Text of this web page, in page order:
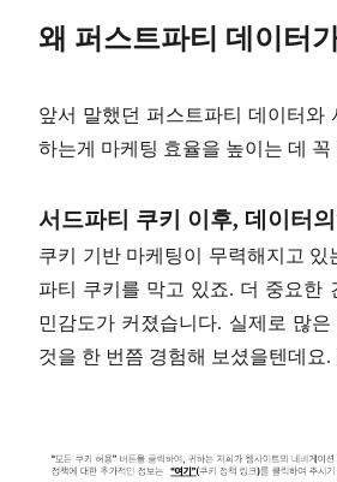
왜 퍼스트파티 데이터
앞서 말했던 퍼스트파티 데이터와
하는게 마케팅 효율을 높이는 데
서드파티 쿠키 이후, 데이터
쿠키 기반 마케팅이 무력해지고
파티 쿠키를 막고 있죠. 더 중요한
민감도가 커졌습니다. 실제로 많
것을 한 번쯤 경험해 보셨을텐데요.